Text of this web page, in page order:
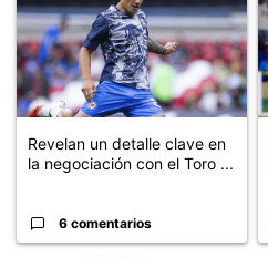
Revelan un detalle clave en
la negociación con el Toro ...
6 comentarios